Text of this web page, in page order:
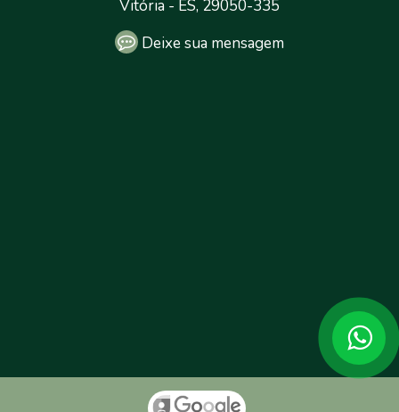
Vitória - ES, 29050-335
Deixe sua mensagem